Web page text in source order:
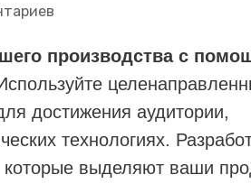
производства с
достижения аудитории,
технологиях.
выделяют ваши